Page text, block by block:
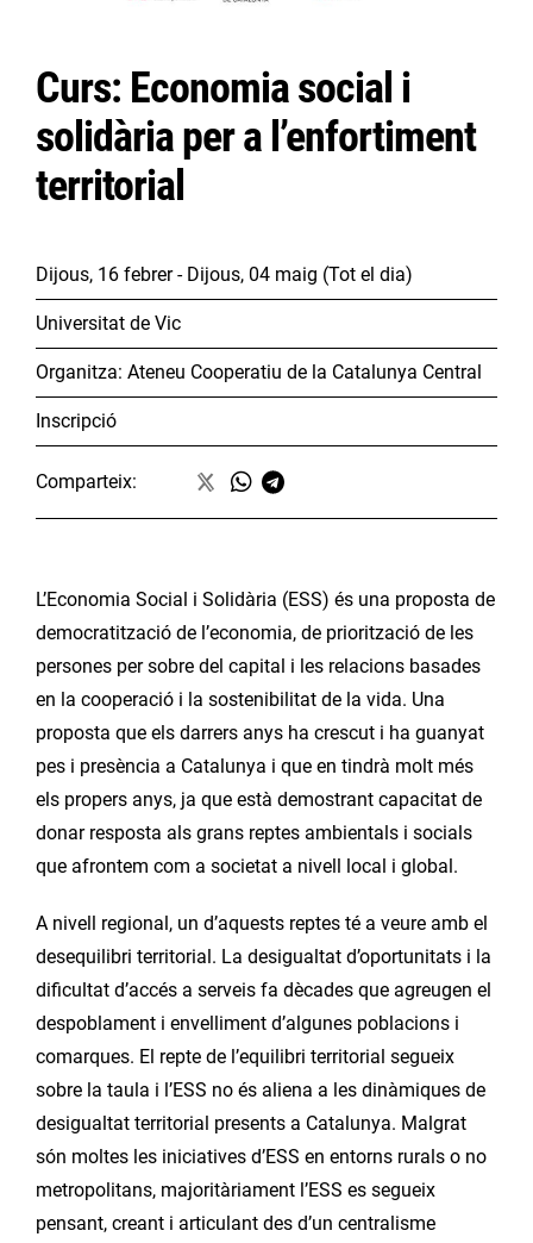
Curs: Economia social i
solidària per a l’enfortiment
territorial
Dijous, 16 febrer- Dijous, 04 maig (Tot el dia)
Universitat de Vic
Organitza: Ateneu Cooperatiu de la Catalunya Central
Inscripció
Comparteix:
L’Economia Social i Solidària (ESS) és una proposta de
democratització de l’economia, de priorització de les
persones per sobre del capital i les relacions basades
en la cooperació i la sostenibilitat de la vida. Una
proposta que els darrers anys ha crescut i ha guanyat
pes i presència a Catalunya i que en tindrà molt més
els propers anys, ja que està demostrant capacitat de
donar resposta als grans reptes ambientals i socials
que afrontem com a societat a nivell local i global.
A nivell regional, un d’aquests reptes té a veure amb el
desequilibri territorial. La desigualtat d’oportunitats i la
dificultat d’accés a serveis fa dècades que agreugen el
despoblament i envelliment d’algunes poblacions i
comarques. El repte de l’equilibri territorial segueix
sobre la taula i l’ESS no és aliena a les dinàmiques de
desigualtat territorial presents a Catalunya. Malgrat
són moltes les iniciatives d’ESS en entorns rurals o no
metropolitans, majoritàriament l’ESS es segueix
pensant, creant i articulant des d’un centralisme